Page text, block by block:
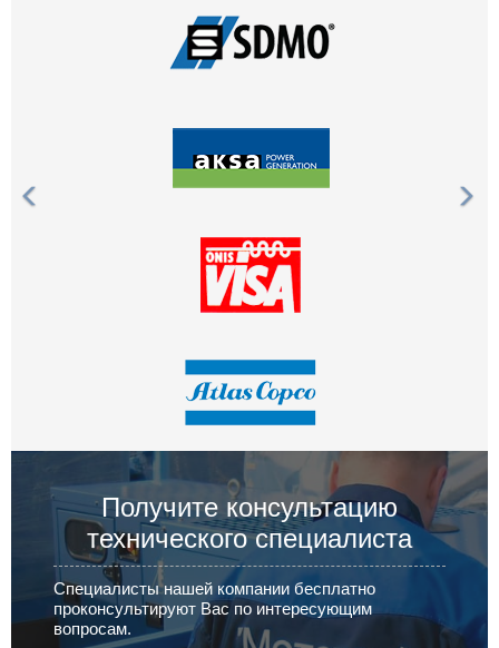
Получите консультацию
технического специалиста
Специалисты нашей компании бесплатно
проконсультируют Вас по интересующим
вопросам.